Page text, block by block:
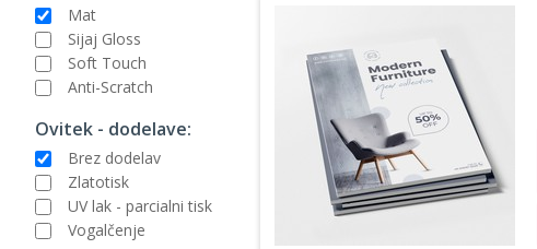
Mat
Sijaj Gloss
Soft Touch
Anti-Scratch
Ovitek - dodelave:
Brez dodelav
Zlatotisk
UV lak - parcialni tisk
Vogalčenje